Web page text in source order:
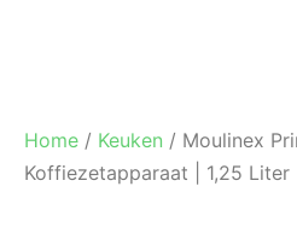
Home / Keuken / Moulinex
Koffiezetapparaat | 1,25